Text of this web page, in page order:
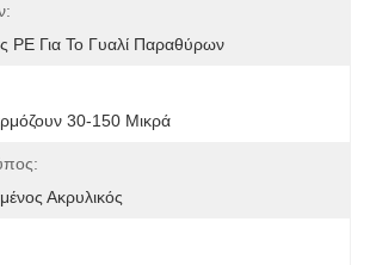
PE Για Το Γυαλί Παραθύρων
30-150 Μικρά
Ακρυλικός